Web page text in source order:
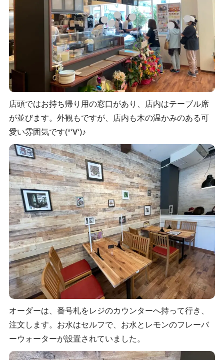
店頭ではお持ち帰り用の窓口があり、店内はテーブル席
が並びます。外観もですが、店内も木の温かみのある可
愛い雰囲気です(*‘∀‘)♪
オーダーは、番号札をレジのカウンターへ持って行き、
注文します。お水はセルフで、お水とレモンのフレーバ
ーウォーターが設置されていました。